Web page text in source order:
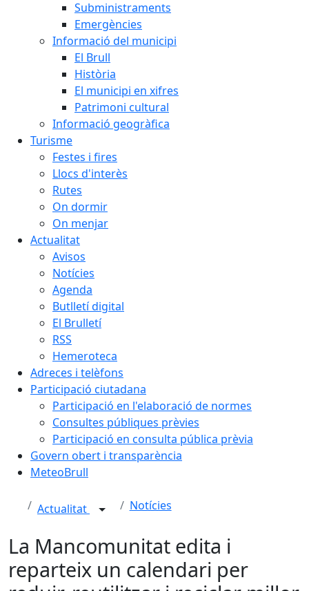
Subministraments
Emergències
Informació del municipi
El Brull
Història
El municipi en xifres
Patrimoni cultural
Informació geogràfica
Turisme
Festes i fires
Llocs d'interès
Rutes
On dormir
On menjar
Actualitat
Avisos
Notícies
Agenda
Butlletí digital
El Brulletí
RSS
Hemeroteca
Adreces i telèfons
Participació ciutadana
Participació en l'elaboració de normes
Consultes públiques prèvies
Participació en consulta pública prèvia
Govern obert i transparència
MeteoBrull
Actualitat Notícies
La Mancomunitat edita i
reparteix un calendari per